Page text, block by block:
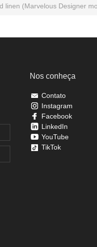
linen (Marvelous Designer
Nos conheça
Contato
Instagram
Facebook
LinkedIn
YouTube
TikTok